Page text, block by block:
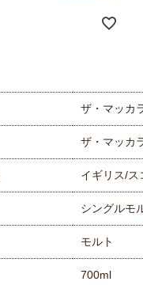
ザ・マッカ
ザ・マッカ
イギリス/ス
シングルモ
モルト
700ml